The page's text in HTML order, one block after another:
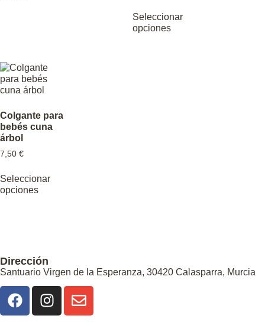
Seleccionar
opciones
Colgante para
bebés cuna
árbol
7,50 €
Seleccionar
opciones
Dirección
Santuario Virgen de la Esperanza, 30420 Calasparra, Murcia